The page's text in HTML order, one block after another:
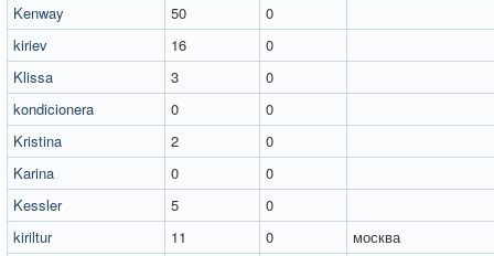
Kenway
50
0
kiriev
16
0
Klissa
3
0
kondicionera
0
0
Kristina
2
0
Karina
0
0
Kessler
5
0
kiriltur
11 0 москва